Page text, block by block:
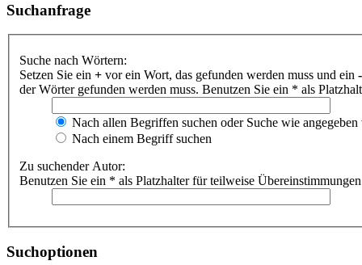
Suchanfrage
Suche nach Wörtern:
Setzen Sie ein + vor ein Wort, das gefunden werden muss und ein -
der Wörter gefunden werden muss. Benutzen Sie ein * als
Nach allen Begriffen suchen oder Suche wie angegeben
Nach einem Begriff suchen
Zu suchender Autor:
Benutzen Sie ein * als Platzhalter für teilweise
Suchoptionen